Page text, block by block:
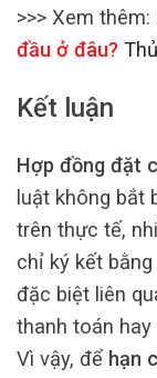
>>> Xem thêm:
đầu ở đâu?
Kết luận
Hợp đồng đặt
luật không bắt
trên thực tế,
chỉ ký kết
đặc biệt liên
thanh toán
Vì vậy, để hạn